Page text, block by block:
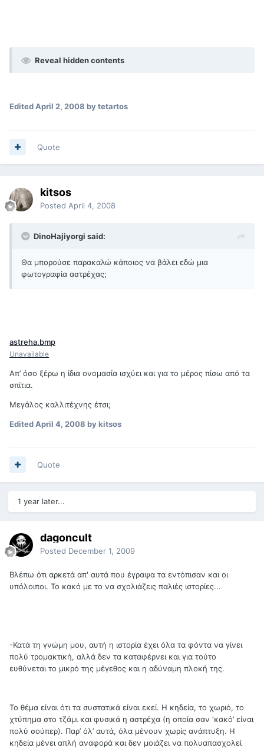
Reveal hidden contents
EditedApril 2, 2008 by tetartos
Quote
kitsos
Posted April 4, 2008
DinoHajiyorgi said:
Θα μπορούσε παρακαλώ κάποιος να βάλει εδώ μια
φωτογραφία αστρέχας;
astreha.bmp
Unavailable
Απ’ όσο ξέρω η ίδια ονομασία ισχύει και για το μέρος πίσω από τα
σπίτια.
Μεγάλος καλλιτέχνης έτσι;
EditedApril 4, 2008 by kitsos
Quote
1 year later...
dagoncult
Posted December 1, 2009
Βλέπω ότι αρκετά απ' αυτά που έγραψα τα εντόπισαν και οι
υπόλοιποι. Το κακό με το να σχολιάζεις παλιές ιστορίες...
-Κατά τη γνώμη μου, αυτή η ιστορία έχει όλα τα φόντα να γίνει
πολύ τρομακτική, αλλά δεν τα καταφέρνει και για τούτο
ευθύνεται το μικρό της μέγεθος και η αδύναμη πλοκή της.
Το θέμα είναι ότι τα συστατικά είναι εκεί. Η κηδεία, το χωριό, το
χτύπημα στο τζάμι και φυσικά η αστρέχα (η οποία σαν ‘κακό’ είναι
πολύ σούπερ). Παρ’ όλ’ αυτά, όλα μένουν χωρίς ανάπτυξη. Η
κηδεία μένει απλή αναφορά και δεν μοιάζει να πολυαπασχολεί